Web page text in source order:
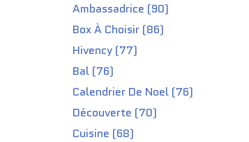
Ambassadrice (90)
Box À Choisir (86)
Hivency (77)
Bal (76)
Calendrier De Noel (76)
Découverte (70)
Cuisine (68)